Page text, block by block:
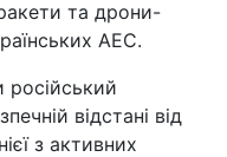
та дрони-
АЕС.
російський
відстані від
з активних